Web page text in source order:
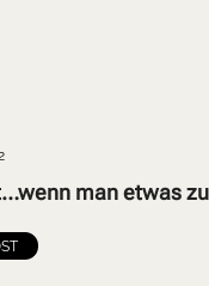
man etwas